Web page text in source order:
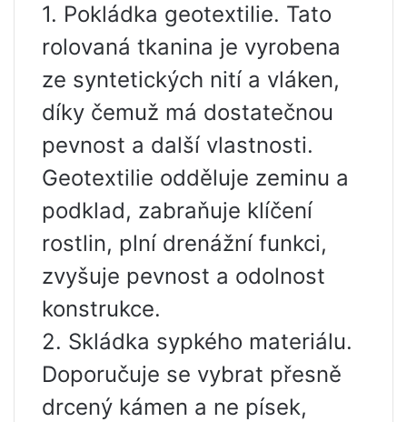
1. Pokládka geotextilie. Tato
rolovaná tkanina je vyrobena
ze syntetických nití a vláken,
díky čemuž má dostatečnou
pevnost a další vlastnosti.
Geotextilie odděluje zeminu a
podklad, zabraňuje klíčení
rostlin, plní drenážní funkci,
zvyšuje pevnost a odolnost
konstrukce.
2. Skládka sypkého materiálu.
Doporučuje se vybrat přesně
drcený kámen a ne písek,